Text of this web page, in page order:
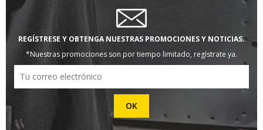
REGÍSTRESE Y OBTENGA NUESTRAS PROMOCIONES Y NOTICIAS.
*Nuestras promociones son por tiempo limitado, regístrate ya.